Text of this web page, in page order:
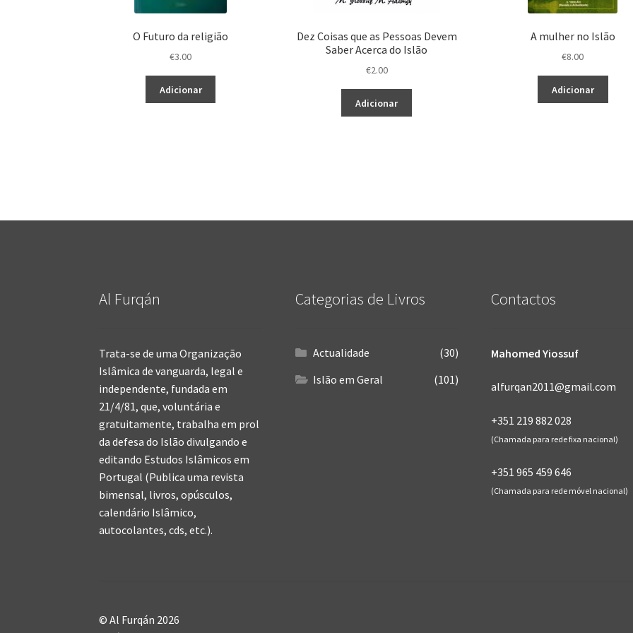
O Futuro da religião
€3.00
Adicionar
Dez Coisas que as Pessoas Devem
Saber Acerca do Islão
€2.00
Adicionar
A mulher no Islão
€8.00
Adicionar
Al Furqán
Trata-se de uma Organização
Islâmica de vanguarda, legal e
independente, fundada em
21/4/81, que, voluntária e
gratuitamente, trabalha em prol
da defesa do Islão divulgando e
editando Estudos Islâmicos em
Portugal (Publica uma revista
bimensal, livros, opúsculos,
calendário Islâmico,
autocolantes, cds, etc.).
Categorias de Livros
Actualidade
(30)
Islão em Geral
(101)
Contactos
Mahomed Yiossuf
alfurqan2011@gmail.com
+351 219 882 028
(Chamada para rede fixa nacional)
+351 965 459 646
(Chamada para rede móvel nacional)
© Al Furqán 2026